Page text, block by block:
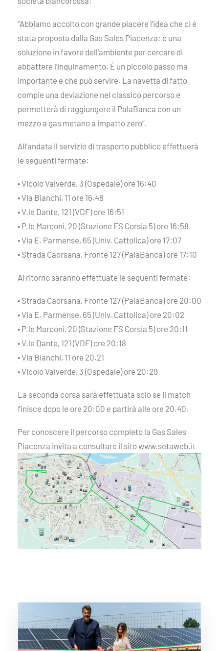
“Abbiamo accolto con grande piacere l’idea che ci è
stata proposta dalla Gas Sales Piacenza: è una
soluzione in favore dell’ambiente per cercare di
abbattere l’inquinamento. È un piccolo passo ma
importante e che può servire. La navetta di fatto
compie una deviazione nel classico percorso e
permetterà di raggiungere il PalaBanca con un
mezzo a gas metano a impatto zero”.
All’andata il servizio di trasporto pubblico effettuerà
le seguenti fermate:
• Vicolo Valverde, 3 (Ospedale) ore 16:40
• Via Bianchi, 11 ore 16.48
• V.le Dante, 121 (VDF) ore 16:51
• P.le Marconi, 20 (Stazione FS Corsia 5) ore 16:58
• Via E. Parmense, 65 (Univ. Cattolica) ore 17:07
• Strada Caorsana, Fronte 127 (PalaBanca) ore 17:10
Al ritorno saranno effettuate le seguenti fermate:
• Strada Caorsana, Fronte 127 (PalaBanca) ore 20:00
• Via E. Parmense, 65 (Univ. Cattolica) ore 20:02
• P.le Marconi, 20 (Stazione FS Corsia 5) ore 20:11
• V.le Dante, 121 (VDF) ore 20:18
• Via Bianchi, 11 ore 20.21
• Vicolo Valverde, 3 (Ospedale) ore 20:29
La seconda corsa sarà effettuata solo se il match
finisce dopo le ore 20:00 e partirà alle ore 20.40.
Per conoscere il percorso completo la Gas Sales
Piacenza invita a consultare il sito www.setaweb.it